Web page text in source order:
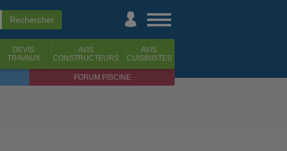
DEVIS
TRAVAUX
AVIS
CONSTRUCTEURS
AVIS
CUISINISTES
FORUM PISCINE